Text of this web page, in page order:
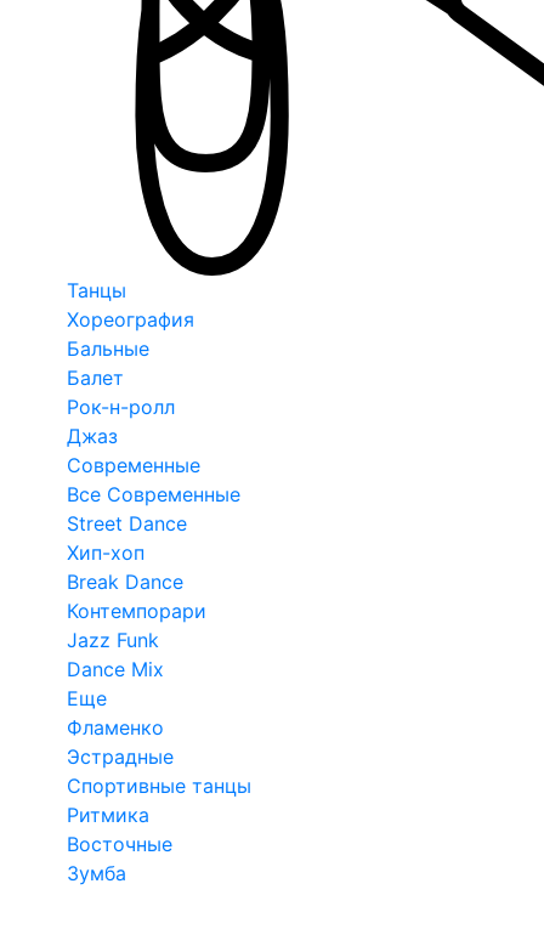
Танцы
Хореография
Бальные
Балет
Рок-н-ролл
Джаз
Современные
Все Современные
Street Dance
Хип-хоп
Break Dance
Контемпорари
Jazz Funk
Dance Mix
Еще
Фламенко
Эстрадные
Спортивные танцы
Ритмика
Восточные
Зумба